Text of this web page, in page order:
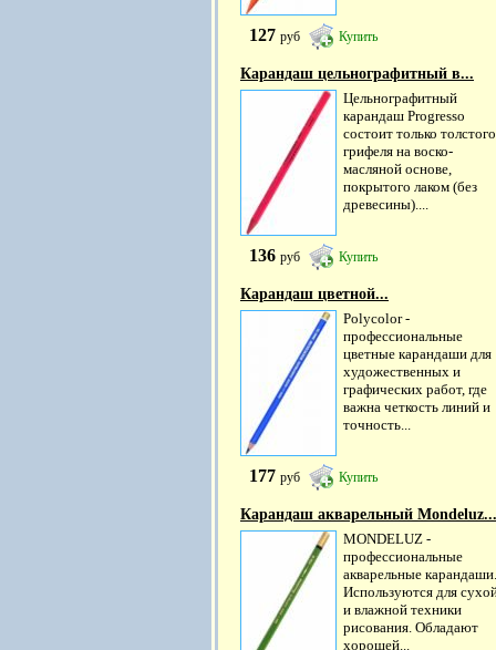
127 руб Купить
Карандаш цельнографитный в...
Цельнографитный
карандаш Progresso
состоит только толстого
грифеля на воско-
масляной основе,
покрытого лаком (без
древесины)....
136 руб Купить
Карандаш цветной...
Polycolor -
профессиональные
цветные карандаши для
художественных и
графических работ, где
важна четкость линий и
точность...
177 руб Купить
Карандаш акварельный Mondeluz...
MONDELUZ -
профессиональные
акварельные карандаши.
Используются для
и влажной техники
рисования. Обладают
хорошей...